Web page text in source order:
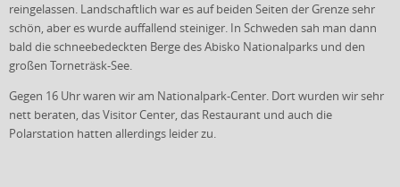
reingelassen. Landschaftlich war es auf beiden Seiten der Grenze sehr
schön, aber es wurde auffallend steiniger. In Schweden sah man dann
bald die schneebedeckten Berge des Abisko Nationalparks und den
großen Torneträsk-See.
Gegen 16 Uhr waren wir am Nationalpark-Center. Dort wurden wir sehr
nett beraten, das Visitor Center, das Restaurant und auch die
Polarstation hatten allerdings leider zu.